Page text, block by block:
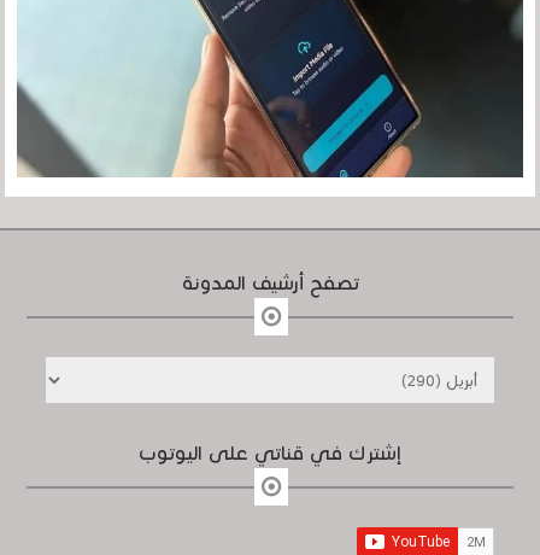
تصفح أرشيف المدونة
إشترك في قناتي على اليوتوب